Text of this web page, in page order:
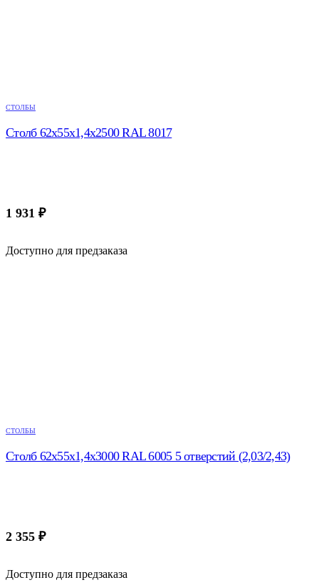
СТОЛБЫ
Столб 62х55х1,4х2500 RAL 8017
1 931 ₽
Доступно для предзаказа
СТОЛБЫ
Столб 62х55х1,4х3000 RAL 6005 5 отверстий (2,03/2,43)
2 355 ₽
Доступно для предзаказа